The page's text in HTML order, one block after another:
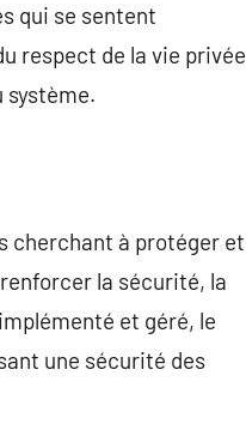
qui se sentent
respect de la vie privée
système.
cherchant à protéger et
la sécurité, la
et géré, le
une sécurité des